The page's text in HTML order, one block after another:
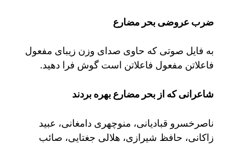
ضرب عروضی بحر مضارع
به فایل صوتی که حاوی صدای وزن زیبای مفعول
فاعلاتن مفعول فاعلاتن است گوش فرا دهید.
شاعرانی که از بحر مضارع بهره بردند
ناصرخسرو قبادیانی، منوچهری دامغانی، عبید
زاکانی، حافظ شیرازی، هلالی جغتایی، صائب